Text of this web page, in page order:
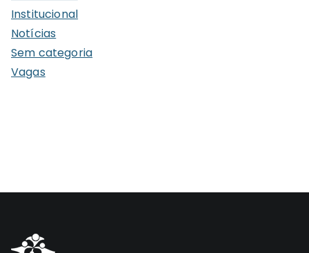
s
Institucional
Notícias
Sem categoria
Vagas